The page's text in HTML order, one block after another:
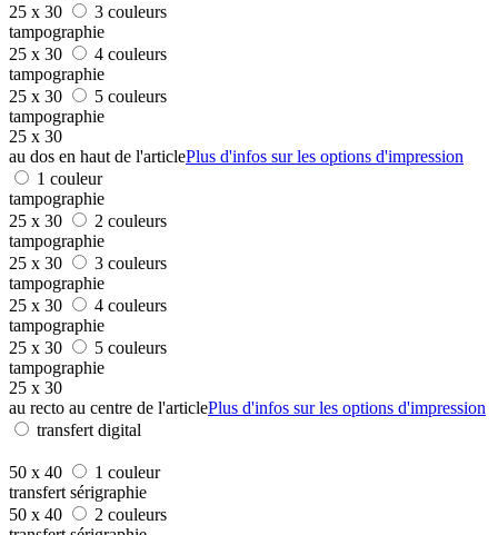
25 x 30
3 couleurs
tampographie
25 x 30
4 couleurs
tampographie
25 x 30
5 couleurs
tampographie
25 x 30
au dos en haut de l'articlePlus d'infos sur les options d'impression
1 couleur
tampographie
25 x 30
2 couleurs
tampographie
25 x 30
3 couleurs
tampographie
25 x 30
4 couleurs
tampographie
25 x 30
5 couleurs
tampographie
25 x 30
au recto au centre de l'articlePlus d'infos sur les options d'impression
transfert digital
50 x 40
1 couleur
transfert sérigraphie
50 x 40
2 couleurs